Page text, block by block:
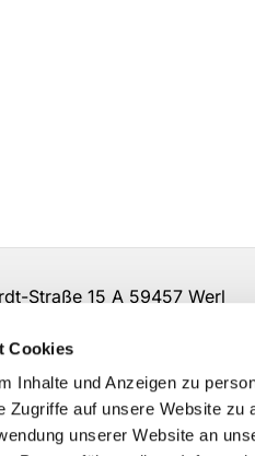
Cookies
Inhalte und Anzeigen zu
Zugriffe auf unsere Website zu
unserer Website an
Straße 15 A 59457 Werl